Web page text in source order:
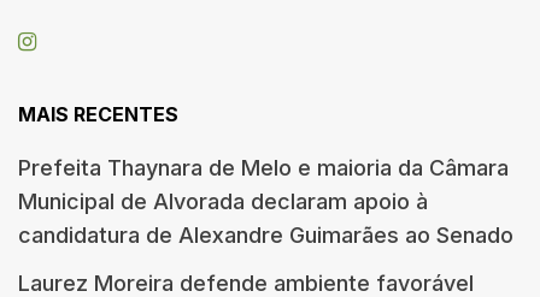
MAIS RECENTES
Prefeita Thaynara de Melo e maioria da Câmara
Municipal de Alvorada declaram apoio à
candidatura de Alexandre Guimarães ao Senado
Laurez Moreira defende ambiente favorável